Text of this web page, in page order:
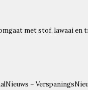
met stof, lawaai en
–